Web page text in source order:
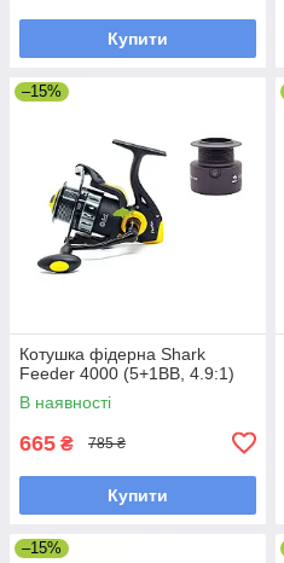
Купити
–15%
Котушка фідерна Shark
Feeder 4000 (5+1BB, 4.9:1)
В наявності
665 ₴ 785 ₴
Купити
–15%